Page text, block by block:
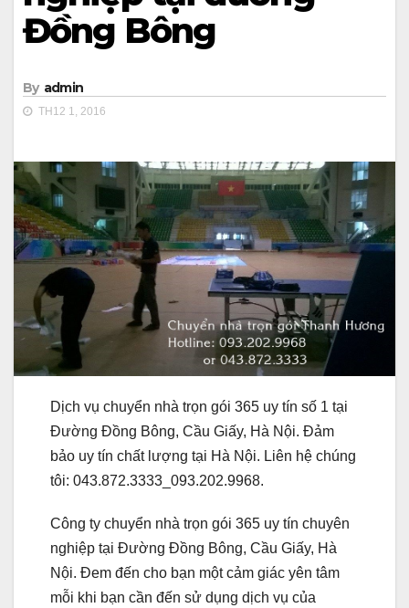
Đồng Bông
By admin
TH12 1, 2016
Dịch vụ chuyển nhà trọn gói 365 uy tín số 1 tại
Đường Đồng Bông, Cầu Giấy, Hà Nội. Đảm
bảo uy tín chất lượng tại Hà Nội. Liên hệ chúng
tôi: 043.872.3333_093.202.9968.
Công ty chuyển nhà trọn gói 365 uy tín chuyên
nghiệp tại Đường Đồng Bông, Cầu Giấy, Hà
Nội. Đem đến cho bạn một cảm giác yên tâm
mỗi khi bạn cần đến sử dụng dịch vụ của